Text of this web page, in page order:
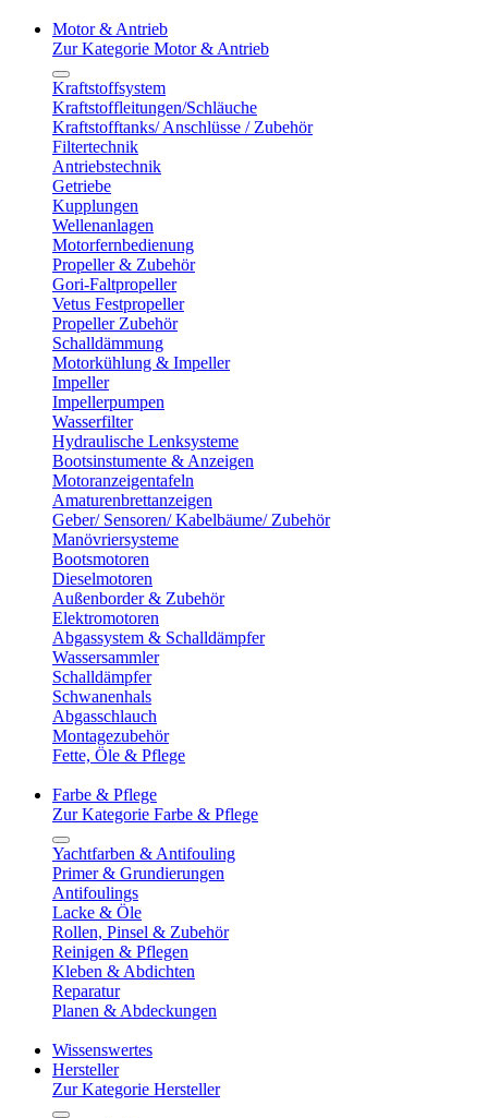
Motor & Antrieb
Zur Kategorie Motor & Antrieb
Kraftstoffsystem
Kraftstoffleitungen/Schläuche
Kraftstofftanks/ Anschlüsse / Zubehör
Filtertechnik
Antriebstechnik
Getriebe
Kupplungen
Wellenanlagen
Motorfernbedienung
Propeller & Zubehör
Gori-Faltpropeller
Vetus Festpropeller
Propeller Zubehör
Schalldämmung
Motorkühlung & Impeller
Impeller
Impellerpumpen
Wasserfilter
Hydraulische Lenksysteme
Bootsinstumente & Anzeigen
Motoranzeigentafeln
Amaturenbrettanzeigen
Geber/ Sensoren/ Kabelbäume/ Zubehör
Manövriersysteme
Bootsmotoren
Dieselmotoren
Außenborder & Zubehör
Elektromotoren
Abgassystem & Schalldämpfer
Wassersammler
Schalldämpfer
Schwanenhals
Abgasschlauch
Montagezubehör
Fette, Öle & Pflege
Farbe & Pflege
Zur Kategorie Farbe & Pflege
Yachtfarben & Antifouling
Primer & Grundierungen
Antifoulings
Lacke & Öle
Rollen, Pinsel & Zubehör
Reinigen & Pflegen
Kleben & Abdichten
Reparatur
Planen & Abdeckungen
Wissenswertes
Hersteller
Zur Kategorie Hersteller